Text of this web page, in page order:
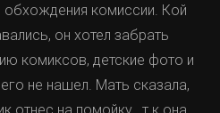
обхождения комиссии. Кой
он хотел забрать
комиксов, детские фото и
не нашел. Мать сказала,
отнес на помойку , т к она